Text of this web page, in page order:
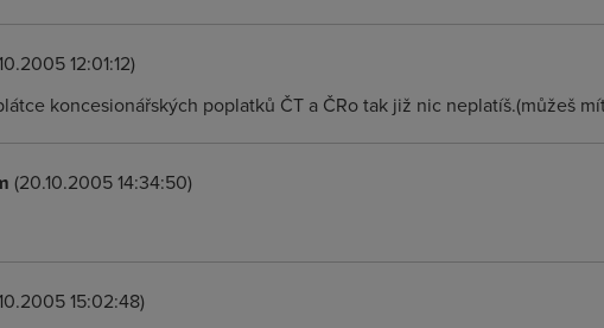
12:01:12)
koncesionářských poplatků ČT a ČRo tak již nic neplatíš.(můžeš
(20.10.2005 14:34:50)
15:02:48)